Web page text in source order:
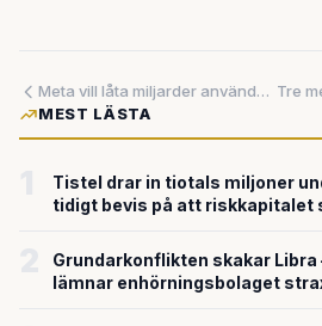
Meta vill låta miljarder användare satsa på framtiden – och kan skaka om en hel bransch
MEST LÄSTA
Tistel drar in tiotals miljoner
tidigt bevis på att riskkapitalet
Grundarkonflikten skakar Libra
lämnar enhörningsbolaget